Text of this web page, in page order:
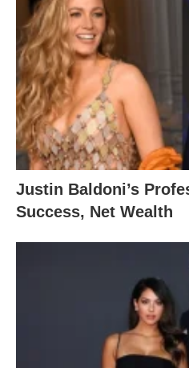
Justin Baldoni’s
Success, Net Wealth